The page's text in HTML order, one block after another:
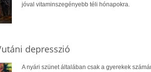
jóval vitaminszegényebb téli hónapokra.
depresszió
A nyári szünet általában csak a gyerekek